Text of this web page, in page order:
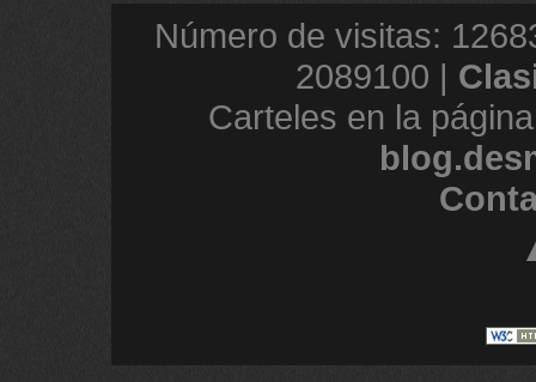
Número de visitas:
2089100 |
Carteles en la